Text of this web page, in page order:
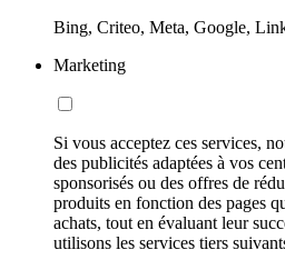
Bing, Criteo, Meta, Google,
Marketing
Si vous acceptez ces services,
des publicités adaptées à vos
sponsorisés ou des offres de
produits en fonction des pages
achats, tout en évaluant leur
utilisons les services tiers